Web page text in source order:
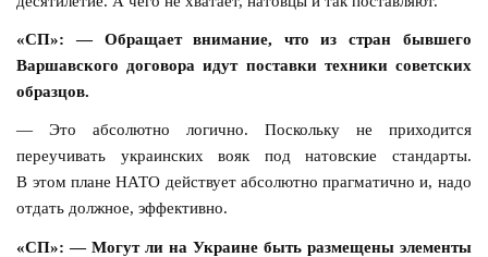
«СП»: — Обращает внимание, что из стран бывшего
Варшавского договора идут поставки техники советских
образцов.
— Это абсолютно логично. Поскольку не приходится
переучивать украинских вояк под натовские стандарты.
В этом плане НАТО действует абсолютно прагматично и, надо
отдать должное, эффективно.
«СП»: — Могут ли на Украине быть размещены элементы